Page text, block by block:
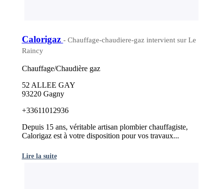
Calorigaz - Chauffage-chaudiere-gaz intervient sur Le
Raincy
Chauffage/Chaudière gaz
52 ALLEE GAY
93220 Gagny
+33611012936
Depuis 15 ans, véritable artisan plombier chauffagiste,
Calorigaz est à votre disposition pour vos travaux...
Lire la suite